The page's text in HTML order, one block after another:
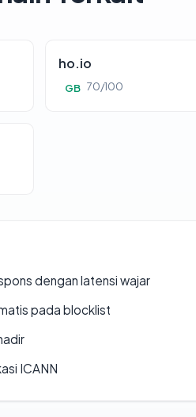
ho.io
GB 70/100
dengan latensi wajar
pada blocklist
ICANN